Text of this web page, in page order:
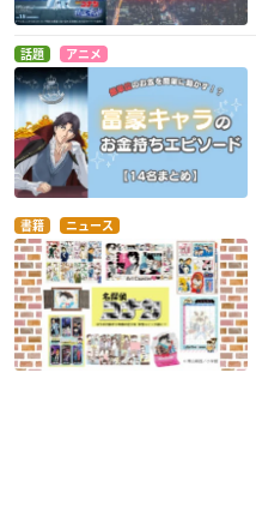
話題 アニメ
書籍 ニュース